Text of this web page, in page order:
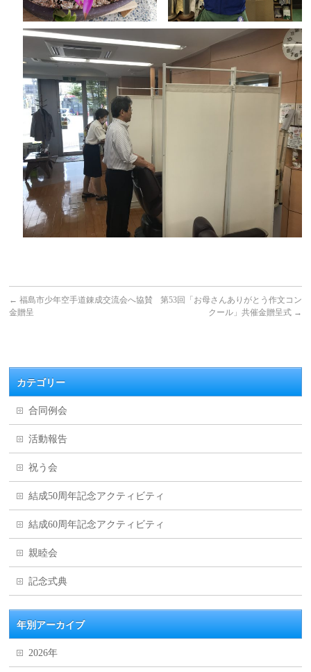
← 福島市少年空手道錬成交流会へ協賛
金贈呈
第53回「お母さんありがとう作文コン
クール」共催金贈呈式 →
カテゴリー
合同例会
活動報告
祝う会
結成50周年記念アクティビティ
結成60周年記念アクティビティ
親睦会
記念式典
年別アーカイブ
2026年